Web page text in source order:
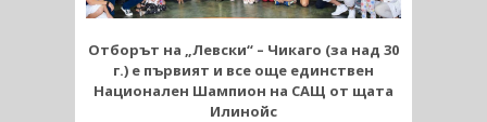
Отборът на „Левски“ – Чикаго (за над 30
г.) е първият и все още единствен
Национален Шампион на САЩ от щата
Илинойс